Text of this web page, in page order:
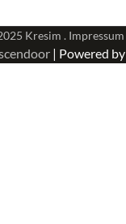
Kresim . Impressum
| Powered by